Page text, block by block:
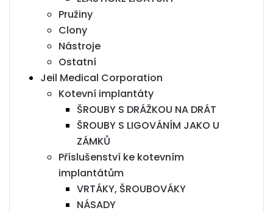
Pružiny
Clony
Nástroje
Ostatní
Jeil Medical Corporation
Kotevní implantáty
ŠROUBY S DRÁŽKOU NA DRÁT
ŠROUBY S LIGOVÁNÍM JAKO U
ZÁMKŮ
Příslušenství ke kotevním
implantátům
VRTÁKY, ŠROUBOVÁKY
NÁSADY